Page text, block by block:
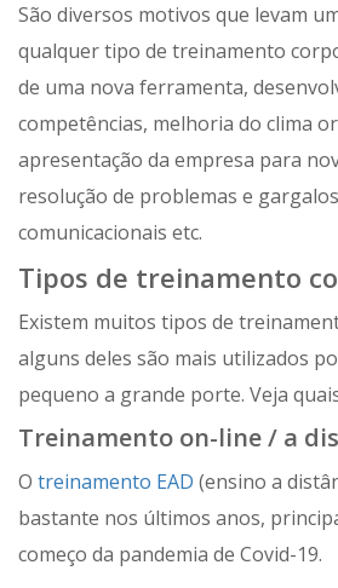
São diversos motivos que levam
qualquer tipo de treinamento
de uma nova ferramenta,
competências, melhoria do clima
apresentação da empresa para
resolução de problemas e
comunicacionais etc.
Tipos de treinamento
Existem muitos tipos de
alguns deles são mais utilizados
pequeno a grande porte. Veja
Treinamento on-line / a
O treinamento EAD (ensino a
bastante nos últimos anos,
começo da pandemia de Covid-19.